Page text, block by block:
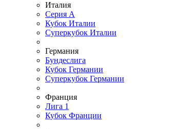
Италия
Серия А
Кубок Италии
Суперкубок Италии
Германия
Бундеслига
Кубок Германии
Суперкубок Германии
Франция
Лига 1
Кубок Франции